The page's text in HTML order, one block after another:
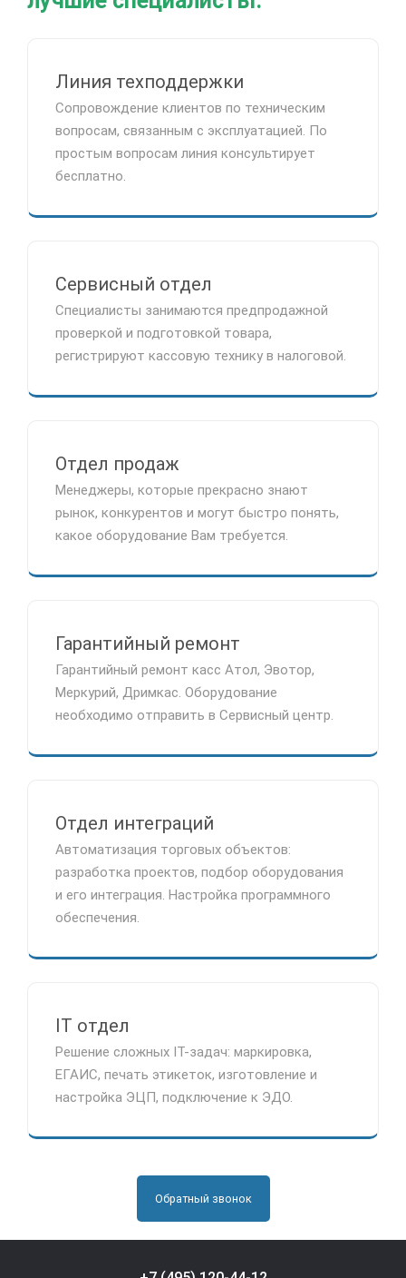
Линия техподдержки
Сопровождение клиентов по техническим
вопросам, связанным с эксплуатацией. По
простым вопросам линия консультирует
бесплатно.
Сервисный отдел
Специалисты занимаются предпродажной
проверкой и подготовкой товара,
регистрируют кассовую технику в налоговой.
Отдел продаж
Менеджеры, которые прекрасно знают
рынок, конкурентов и могут быстро понять,
какое оборудование Вам требуется.
Гарантийный ремонт
Гарантийный ремонт касс Атол, Эвотор,
Меркурий, Дримкас. Оборудование
необходимо отправить в Сервисный центр.
Отдел интеграций
Автоматизация торговых объектов:
разработка проектов, подбор оборудования
и его интеграция. Настройка программного
обеспечения.
IT отдел
Решение сложных IT-задач: маркировка,
ЕГАИС, печать этикеток, изготовление и
настройка ЭЦП, подключение к ЭДО.
Обратный звонок